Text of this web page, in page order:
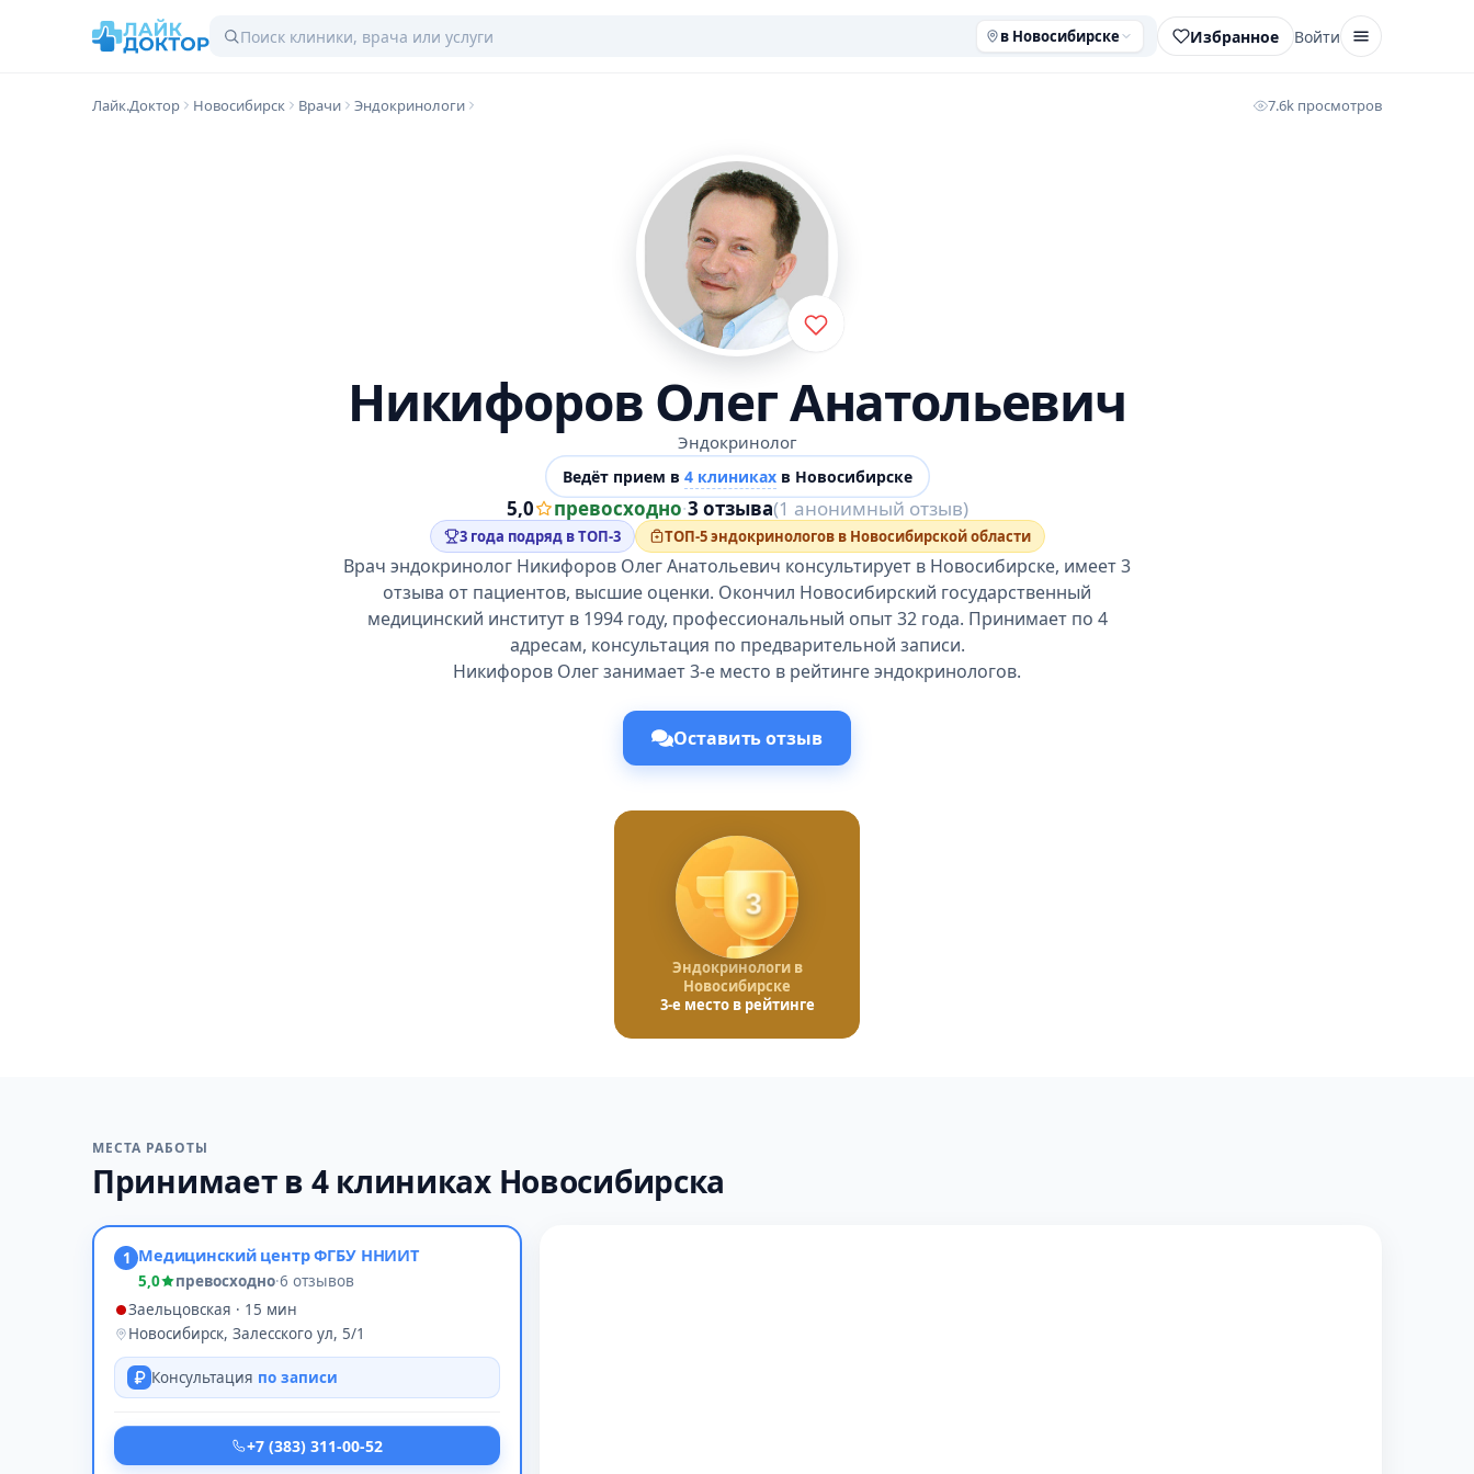
в Новосибирске Избранное Войти
Лайк.Доктор Новосибирск Врачи Эндокринологи 7.6k просмотров
Никифоров Олег Анатольевич
Эндокринолог
Ведёт прием в 4 клиникахв Новосибирске
5,0 превосходно·3 отзыва(1 анонимный отзыв)
3 года подряд в ТОП-3 ТОП-5 эндокринологов в Новосибирской области
Врач эндокринолог Никифоров Олег Анатольевич консультирует в Новосибирске, имеет 3
отзыва от пациентов, высшие оценки. Окончил Новосибирский государственный
медицинский институт в 1994 году, профессиональный опыт 32 года. Принимает по 4
адресам, консультация по предварительной записи.
Никифоров Олег занимает 3-е место в рейтинге эндокринологов.
Оставить отзыв
3
Эндокринологи в
Новосибирске
3-е место в рейтинге
МЕСТА РАБОТЫ
Принимает в 4 клиниках Новосибирска
1 Медицинский центр ФГБУ ННИИТ
5,0 превосходно·6 отзывов
Заельцовская · 15 мин
Новосибирск, Залесского ул, 5/1
Консультация по записи
+7 (383) 311-00-52